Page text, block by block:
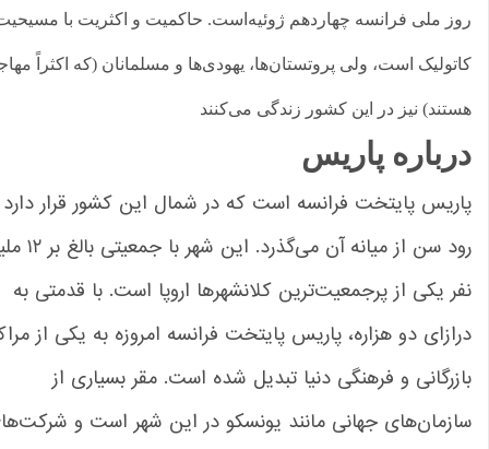
ملی فرانسه چهاردهم ژوئیه‌است. حاکمیت و اکثریت با مسیحیت
است، ولی پروتستان‌ها، یهودی‌ها و مسلمانان (که اکثراً مهاجر
نیز در این کشور زندگی می‌کنند
پاریس
پایتخت فرانسه است که در شمال این کشور قرار دارد و
رود سن از میانه آن می‌گذرد. این شهر با جمعیتی بالغ بر ۱۲ ملیون
یکی از پرجمعیت‌ترین کلانشهرها اروپا است. با قدمتی به
دو هزاره، پاریس پایتخت فرانسه امروزه به یکی از مراکز
و فرهنگی دنیا تبدیل شده است. مقر بسیاری از
جهانی مانند یونسکو در این شهر است و شرکت‌های